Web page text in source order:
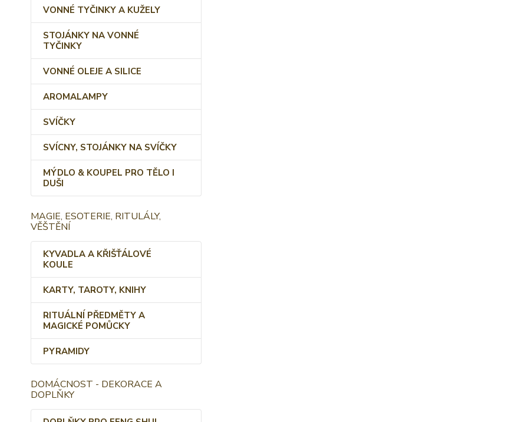
VONNÉ TYČINKY A KUŽELY
STOJÁNKY NA VONNÉ
TYČINKY
VONNÉ OLEJE A SILICE
AROMALAMPY
SVÍČKY
SVÍCNY, STOJÁNKY NA SVÍČKY
MÝDLO & KOUPEL PRO TĚLO I
DUŠI
MAGIE, ESOTERIE, RITULÁLY,
VĚŠTĚNÍ
KYVADLA A KŘIŠŤÁLOVÉ
KOULE
KARTY, TAROTY, KNIHY
RITUÁLNÍ PŘEDMĚTY A
MAGICKÉ POMŮCKY
PYRAMIDY
DOMÁCNOST - DEKORACE A
DOPLŇKY